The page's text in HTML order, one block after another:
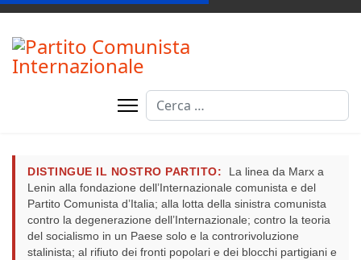
Cerca
DISTINGUE IL NOSTRO PARTITO:
La linea da Marx a
Lenin alla fondazione dell’Internazionale comunista e del
Partito Comunista d’Italia; alla lotta della sinistra comunista
contro la degenerazione dell’Internazionale; contro la teoria
del socialismo in un Paese solo e la controrivoluzione
stalinista; al rifiuto dei fronti popolari e dei blocchi partigiani e